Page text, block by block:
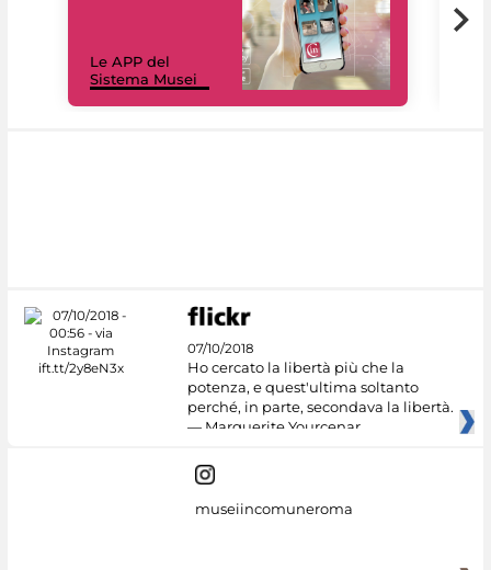
Le APP del
Sistema Musei
07/10/2018
Ho cercato la libertà più che la
potenza, e quest'ultima soltanto
perché, in parte, secondava la libertà.
— Marguerite Yourcenar
museiincomuneroma